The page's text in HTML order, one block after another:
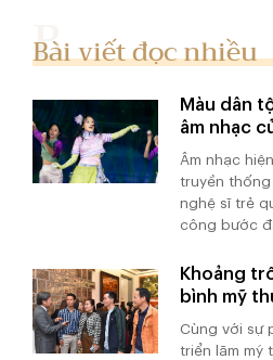
Bài viết đọc nhiều
Màu dân
âm nhạc
Âm nhạc
truyền
nghệ sĩ trẻ
công bước
Khoảng
bình mỹ
Cùng với sự
triển lãm mỹ